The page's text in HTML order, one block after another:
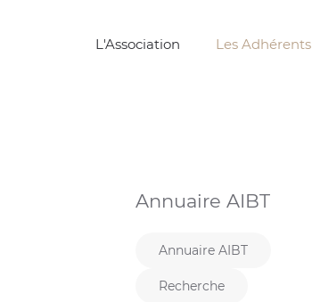
L'Association Les Adhérents
Annuaire AIBT
Annuaire AIBT
Recherche